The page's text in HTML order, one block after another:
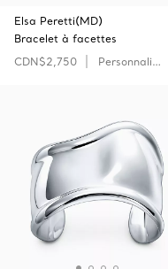
Elsa Peretti(MD)
Bracelet à facettes
CDN$2,750
Personnaliser